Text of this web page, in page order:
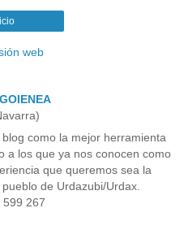
web
como la mejor herramienta
a los que ya nos conocen como
que queremos sea la
de Urdazubi/Urdax.
599 267